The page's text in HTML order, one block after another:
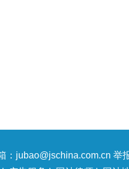
：jubao@jschina.com.cn 举